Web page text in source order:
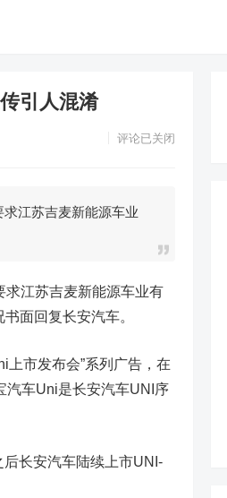
引人混淆
评论已关闭
江苏吉麦新能源车业
江苏吉麦新能源车业有
面回复长安汽车。
上市发布会”系列广告，在
汽车Uni是长安汽车UNI序
长安汽车陆续上市UNI-